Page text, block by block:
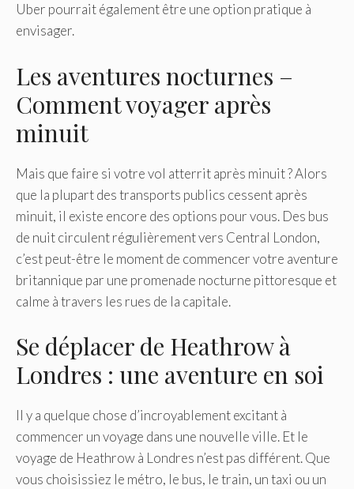
Uber pourrait également être une option pratique à
envisager.
Les aventures nocturnes –
Comment voyager après
minuit
Mais que faire si votre vol atterrit après minuit ? Alors
que la plupart des transports publics cessent après
minuit, il existe encore des options pour vous. Des bus
de nuit circulent régulièrement vers Central London,
c’est peut-être le moment de commencer votre aventure
britannique par une promenade nocturne pittoresque et
calme à travers les rues de la capitale.
Se déplacer de Heathrow à
Londres : une aventure en soi
Il y a quelque chose d’incroyablement excitant à
commencer un voyage dans une nouvelle ville. Et le
voyage de Heathrow à Londres n’est pas différent. Que
vous choisissiez le métro, le bus, le train, un taxi ou un